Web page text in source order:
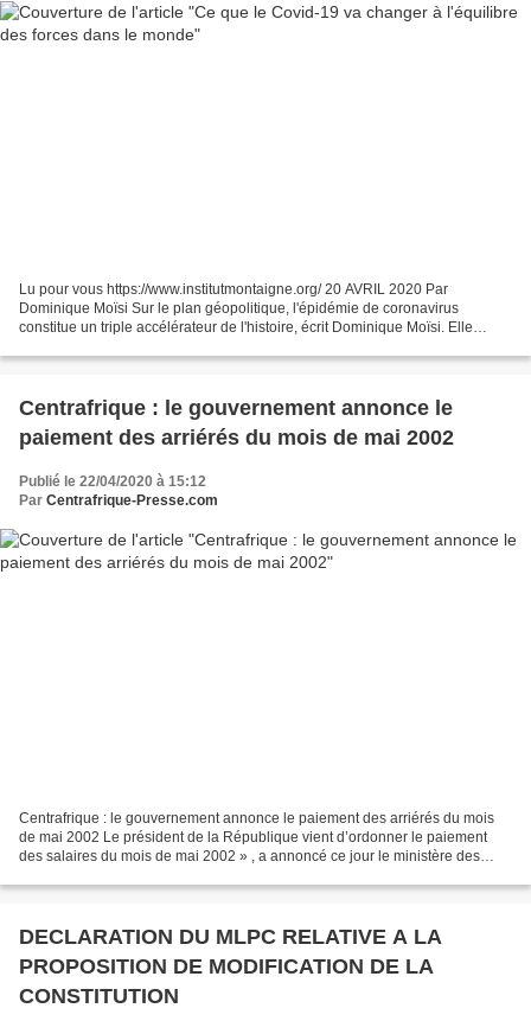
Lu pour vous https://www.institutmontaigne.org/ 20 AVRIL 2020 Par
Dominique Moïsi Sur le plan géopolitique, l'épidémie de coronavirus
constitue un triple accélérateur de l'histoire, écrit Dominique Moïsi. Elle
Centrafrique : le gouvernement annonce le
paiement des arriérés du mois de mai 2002
Publié le 22/04/2020 à 15:12
Par Centrafrique-Presse.com
Centrafrique : le gouvernement annonce le paiement des arriérés du mois
de mai 2002 Le président de la République vient d’ordonner le paiement
des salaires du mois de mai 2002 » , a annoncé ce jour le ministère des
DECLARATION DU MLPC RELATIVE A LA
PROPOSITION DE MODIFICATION DE LA
CONSTITUTION